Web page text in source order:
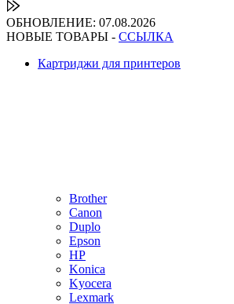
ОБНОВЛЕНИЕ: 07.08.2026
НОВЫЕ ТОВАРЫ - ССЫЛКА
Картриджи для принтеров
Brother
Canon
Duplo
Epson
HP
Konica
Kyocera
Lexmark